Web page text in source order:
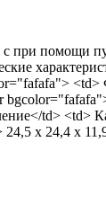
с при помощи
<td>
td> <td>
х 24,4 х